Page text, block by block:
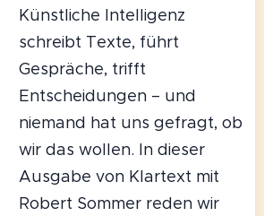
Künstliche Intelligenz
schreibt Texte, führt
Gespräche, trifft
Entscheidungen – und
niemand hat uns gefragt, ob
wir das wollen. In dieser
Ausgabe von Klartext mit
Robert Sommer reden wir